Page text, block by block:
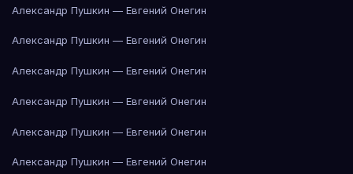
Александр Пушкин — Евгений Онегин
Александр Пушкин — Евгений Онегин
Александр Пушкин — Евгений Онегин
Александр Пушкин — Евгений Онегин
Александр Пушкин — Евгений Онегин
Александр Пушкин — Евгений Онегин